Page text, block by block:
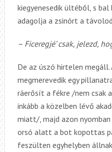
kiegyenesedik ültéből, s
adagolja a zsinórt a
– Ficeregjé’ csak, jelezd,
De az úszó hirtelen
megmerevedik egy
ráerősít a fékre /nem csak
inkább a közelben lévő
miatt/, majd azon
orsó alatt a bot kopottas
feszülten egyhelyben